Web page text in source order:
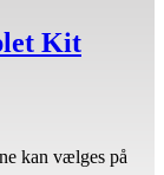
Kit
kan vælges på